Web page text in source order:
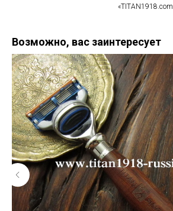
Возможно, вас заинтересует